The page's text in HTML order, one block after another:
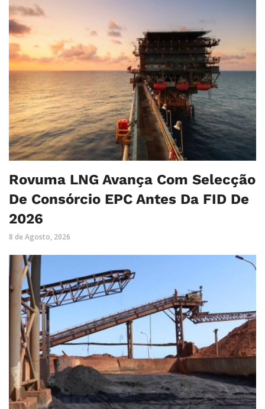
Rovuma LNG Avança Com Selecção
De Consórcio EPC Antes Da FID De
2026
8 de Agosto, 2026